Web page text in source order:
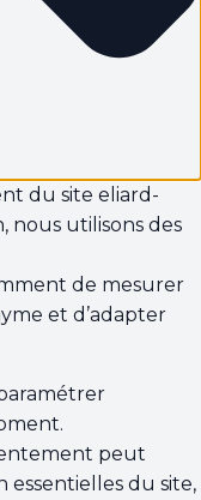
du site eliard-
nous utilisons des
de mesurer
et d’adapter
peut
essentielles du site,